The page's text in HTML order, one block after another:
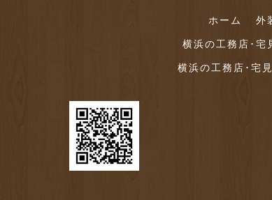
ホーム 外
横浜の工務店･宅
横浜の工務店･宅